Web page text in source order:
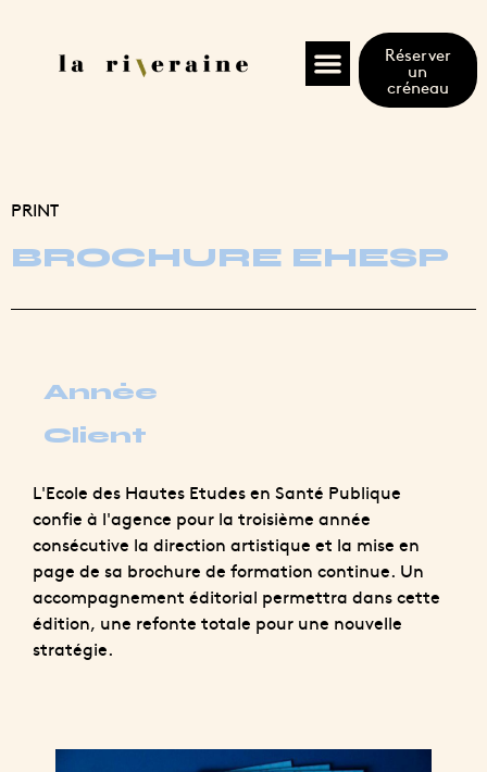
Réserver
un
créneau
PRINT
BROCHURE EHESP
Année
Client
L'Ecole des Hautes Etudes en Santé Publique
confie à l'agence pour la troisième année
consécutive la direction artistique et la mise en
page de sa brochure de formation continue. Un
accompagnement éditorial permettra dans cette
édition, une refonte totale pour une nouvelle
stratégie.